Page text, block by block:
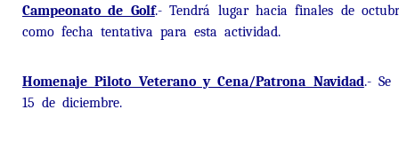
Campeonato de Golf.- Tendrá lugar hacia finales de
como fecha tentativa para esta actividad.
Homenaje Piloto Veterano y Cena/Patrona Navidad.- Se
15 de diciembre.